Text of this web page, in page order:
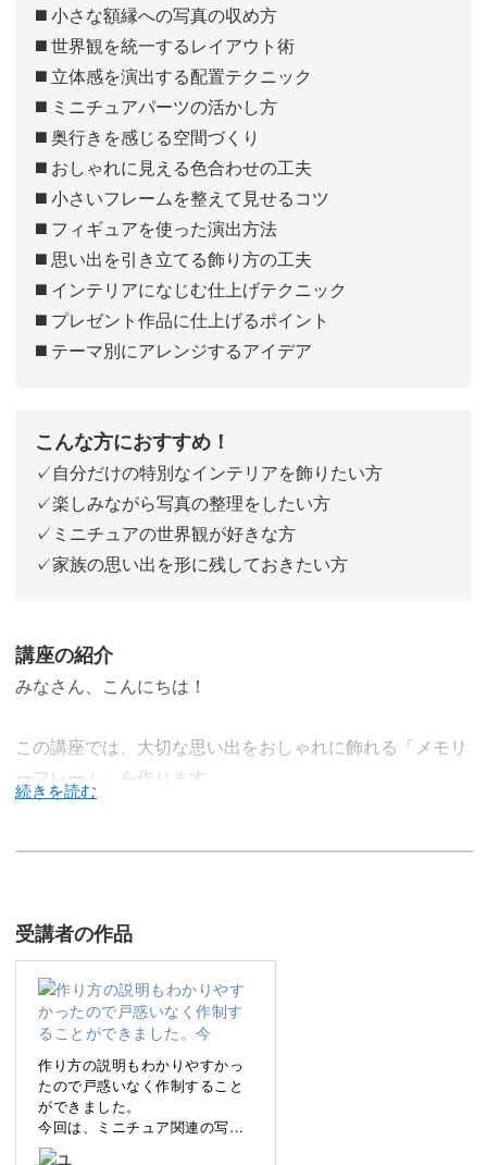
◼️ 小さな額縁への写真の収め方
◼️ 世界観を統一するレイアウト術
◼️ 立体感を演出する配置テクニック
◼️ ミニチュアパーツの活かし方
◼️ 奥行きを感じる空間づくり
◼️ おしゃれに見える色合わせの工夫
◼️ 小さいフレームを整えて見せるコツ
◼️ フィギュアを使った演出方法
◼️ 思い出を引き立てる飾り方の工夫
◼️ インテリアになじむ仕上げテクニック
◼️ プレゼント作品に仕上げるポイント
◼️ テーマ別にアレンジするアイデア
こんな方におすすめ！
✓自分だけの特別なインテリアを飾りたい方
✓楽しみながら写真の整理をしたい方
✓ミニチュアの世界観が好きな方
✓家族の思い出を形に残しておきたい方
講座の紹介
みなさん、こんにちは！
この講座では、大切な思い出をおしゃれに飾れる「メモリ
ーフレーム」を作ります。
ュージアムのようなフレーム仕立てに。
スマホにある写真が “飾って眺めたくなる作品” に変身しま
す♪
思い出のギャラリーを外からそっと覗き込んでいるかのよ
受講者の作品
作り方の説明もわかりやすかっ
たので戸惑いなく作制すること
ができました。
今回は、ミニチュア関連の写真
を使ってみましたがいろいろア